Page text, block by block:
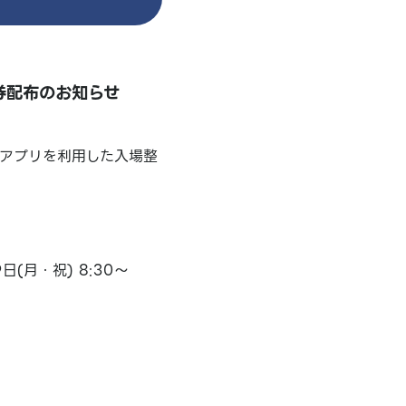
布のお知らせ
プリを利用した入場整
(月・祝) 8:30～